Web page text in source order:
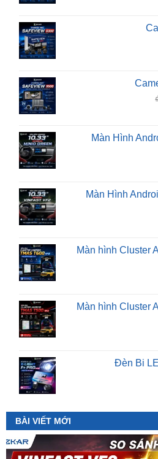
Màn Hình
Màn Hình
Màn hình Cluster
Màn hình Cluster
Đèn Bi
BÀI VIẾT MỚI